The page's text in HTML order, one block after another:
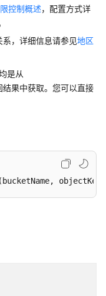
控制概述，配置方式详
，详细信息请参见地区
是从
果中获取。您可以直接
(bucketName,